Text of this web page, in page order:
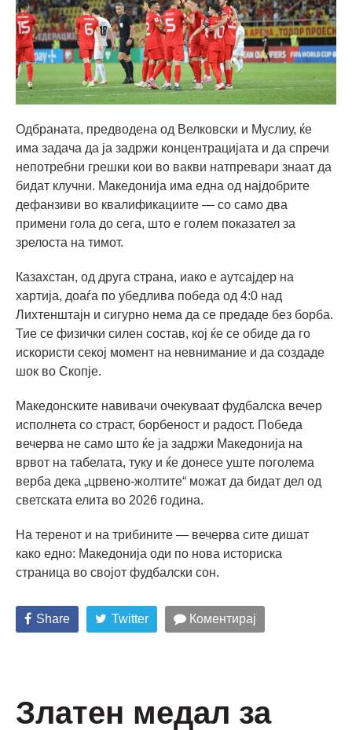
Одбраната, предводена од Велковски и Муслиу, ќе
има задача да ја задржи концентрацијата и да спречи
непотребни грешки кои во вакви натпревари знаат да
бидат клучни. Македонија има една од најдобрите
дефанзиви во квалификациите — со само два
примени гола до сега, што е голем показател за
зрелоста на тимот.
Казахстан, од друга страна, иако е аутсајдер на
хартија, доаѓа по убедлива победа од 4:0 над
Лихтенштајн и сигурно нема да се предаде без борба.
Тие се физички силен состав, кој ќе се обиде да го
искористи секој момент на невнимание и да создаде
шок во Скопје.
Македонските навивачи очекуваат фудбалска вечер
исполнета со страст, борбеност и радост. Победа
вечерва не само што ќе ја задржи Македонија на
врвот на табелата, туку и ќе донесе уште поголема
верба дека „црвено-жолтите“ можат да бидат дел од
светската елита во 2026 година.
На теренот и на трибините — вечерва сите дишат
како едно: Македонија оди по нова историска
страница во својот фудбалски сон.
Share Twitter Коментирај
Златен медал за